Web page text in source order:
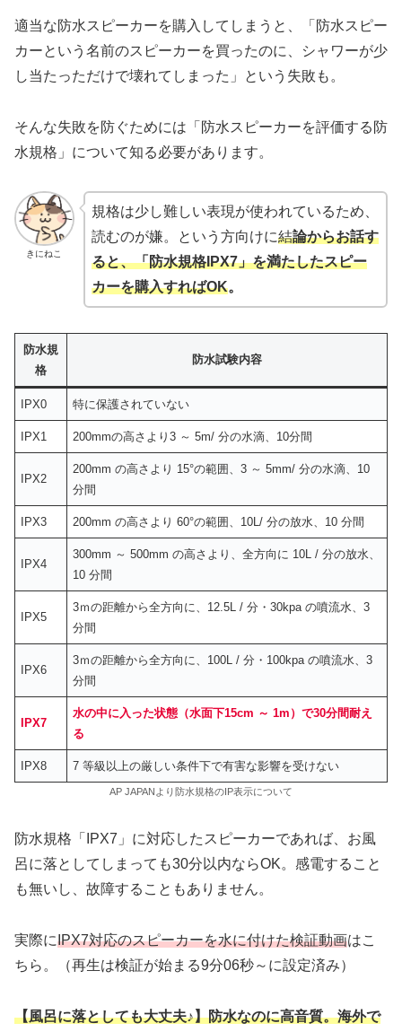
適当な防水スピーカーを購入してしまうと、「防水スピー
カーという名前のスピーカーを買ったのに、シャワーが少
し当たっただけで壊れてしまった」という失敗も。
そんな失敗を防ぐためには「防水スピーカーを評価する防
水規格」について知る必要があります。
きにねこ
規格は少し難しい表現が使われているため、
読むのが嫌。という方向けに結論からお話す
ると、「防水規格IPX7」を満たしたスピー
カーを購入すればOK。
防水規
格
防水試験内容
IPX0 特に保護されていない
IPX1 200mmの高さより3 ～ 5m/ 分の水滴、10分間
IPX2
200mm の高さより 15°の範囲、3 ～ 5mm/ 分の水滴、10
分間
IPX3 200mm の高さより 60°の範囲、10L/ 分の放水、10 分間
IPX4
300mm ～ 500mm の高さより、全方向に 10L / 分の放水、
10 分間
IPX5
3ｍの距離から全方向に、12.5L / 分・30kpa の噴流水、3
分間
IPX6
3ｍの距離から全方向に、100L / 分・100kpa の噴流水、3
分間
IPX7
水の中に入った状態（水面下15cm ～ 1m）で30分間耐え
る
IPX8 7 等級以上の厳しい条件下で有害な影響を受けない
AP JAPANより防水規格のIP表示について
防水規格「IPX7」に対応したスピーカーであれば、お風
呂に落としてしまっても30分以内ならOK。感電すること
も無いし、故障することもありません。
実際にIPX7対応のスピーカーを水に付けた検証動画はこ
ちら。（再生は検証が始まる9分06秒～に設定済み）
【風呂に落としても大丈夫♪】防水なのに高音質。海外で